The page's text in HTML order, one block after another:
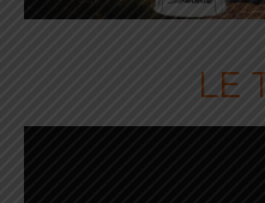
LE